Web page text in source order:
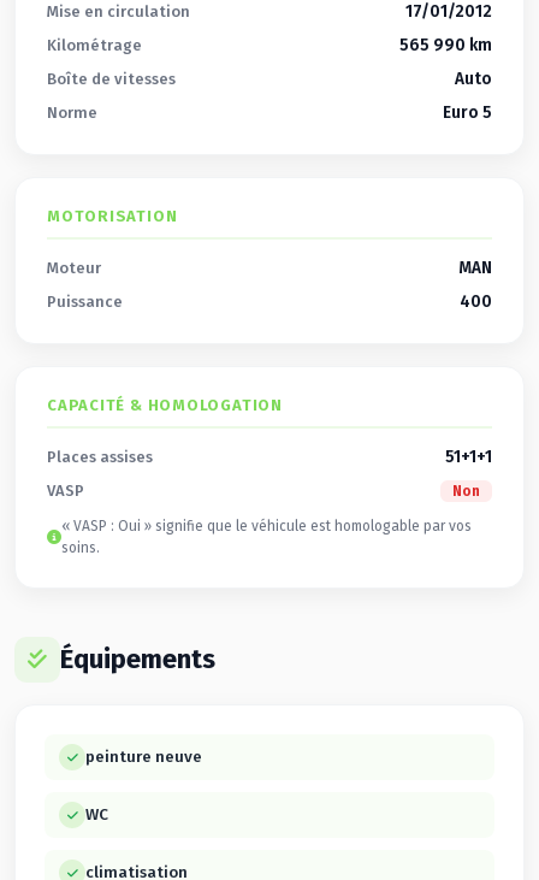
Mise en circulation 17/01/2012
Kilométrage 565 990 km
Boîte de vitesses Auto
Norme Euro 5
MOTORISATION
Moteur MAN
Puissance 400
CAPACITÉ & HOMOLOGATION
Places assises 51+1+1
VASP Non
« VASP : Oui » signifie que le véhicule est homologable par vos
soins.
Équipements
peinture neuve
WC
climatisation